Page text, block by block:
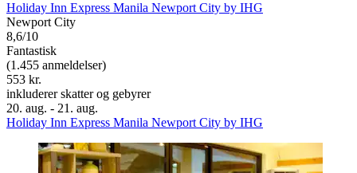
Holiday Inn Express Manila Newport City by IHG
Newport City
8,6/10
Fantastisk
(1.455 anmeldelser)
553 kr.
inkluderer skatter og gebyrer
20. aug. - 21. aug.
Holiday Inn Express Manila Newport City by IHG